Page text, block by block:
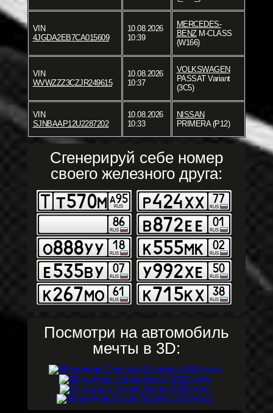
VIN
4JGDA2EB7CA015609
10.08.2026
10:39
MERCEDES-
BENZM-CLASS
(W166)
VIN
WVWZZZ3CZJR249615
10.08.2026
10:37
VOLKSWAGEN
PASSAT Variant
(3C5)
VIN
SJNBAAP12U2287202
10.08.2026
10:33
NISSAN
PRIMERA (P12)
Сгенерируй себе номер
своего железного друга:
Посмотри на автомобиль
мечты в 3D: